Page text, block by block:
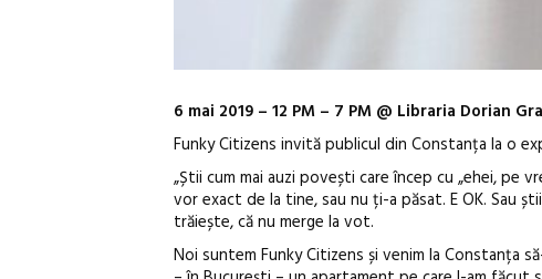
6 mai 2019 – 12 PM – 7 PM @ Libraria Dorian
Funky Citizens invită publicul din Constanța la o
„Știi cum mai auzi povești care încep cu „ehei, pe
vor exact de la tine, sau nu ți-a păsat. E OK. Sau
trăiește, că nu merge la vot.
Noi suntem Funky Citizens și venim la Constanța